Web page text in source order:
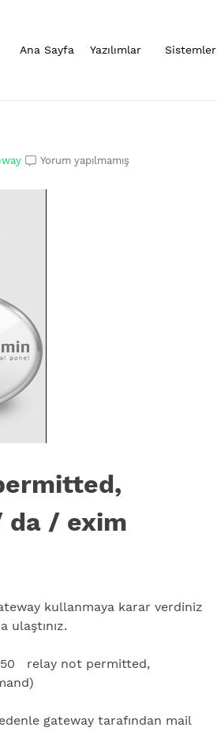
Ana Sayfa Yazılımlar Sistemler
Yorum yapılmamış
/ exim
kullanmaya karar verdiniz
ulaştınız.
relay not permitted,
gateway tarafından mail